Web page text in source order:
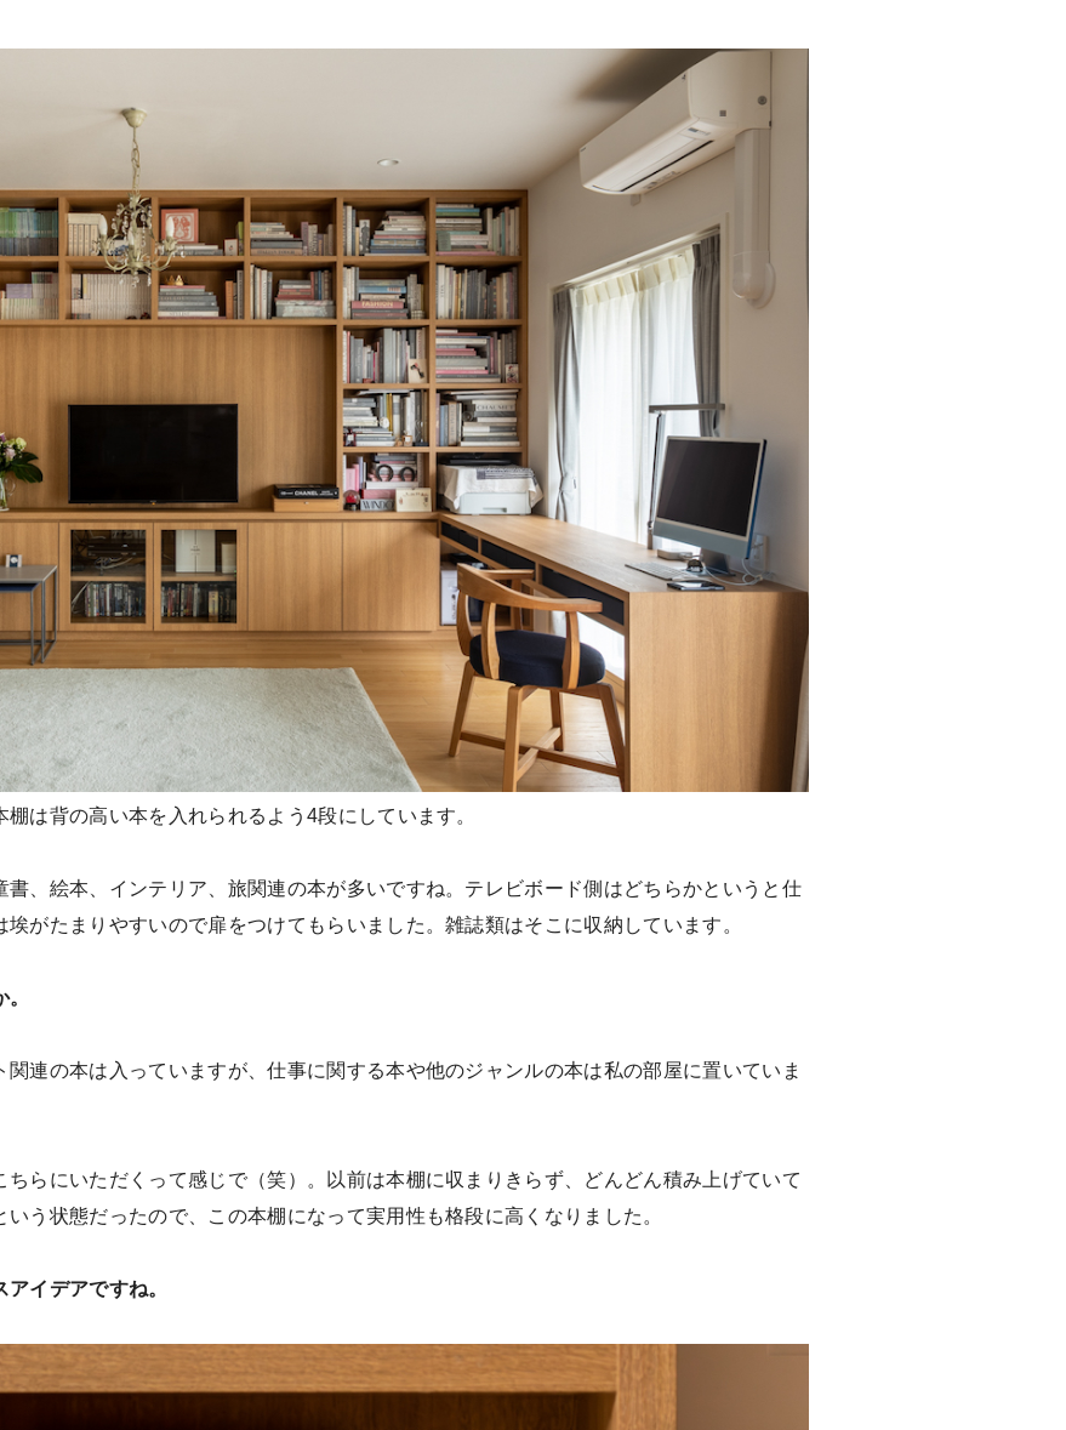
は背の高い本を入れられるよう4段にしています。
書、絵本、インテリア、旅関連の本が多いですね。テレビボード側はどちらかというと仕
がたまりやすいので扉をつけてもらいました。雑誌類はそこに収納しています。
連の本は入っていますが、仕事に関する本や他のジャンルの本は私の部屋に置いていま
ちらにいただくって感じで（笑）。以前は本棚に収まりきらず、どんどん積み上げていて
う状態だったので、この本棚になって実用性も格段に高くなりました。
イデアですね。